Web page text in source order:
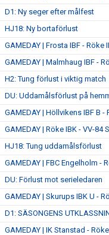
D1: Ny seger efter målfest
HJ18: Ny bortaförlust
GAMEDAY | Frosta IBF - Röke
GAMEDAY | Malmhaug IBF -
H2: Tung förlust i viktig match
DU: Uddamålsförlust på
GAMEDAY | Höllvikens IBF B -
GAMEDAY | Röke IBK - VV-84
HJ18: Tung uddamålsförlust
GAMEDAY | FBC Engelholm -
DU: Förlust mot serieledaren
GAMEDAY | Skurups IBK U -
D1: SÄSONGENS
GAMEDAY | IK Stanstad -